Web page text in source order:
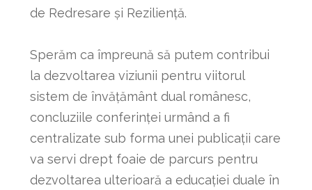
de Redresare și Reziliență.
Sperăm ca împreună să putem contribui
la dezvoltarea viziunii pentru viitorul
sistem de învățământ dual românesc,
concluziile conferinței urmând a fi
centralizate sub forma unei publicații care
va servi drept foaie de parcurs pentru
dezvoltarea ulterioară a educației duale în